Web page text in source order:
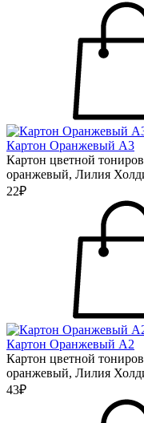
Картон Оранжевый А3
Картон цветной
оранжевый, Лилия
22₽
Картон Оранжевый А2
Картон цветной
оранжевый, Лилия
43₽